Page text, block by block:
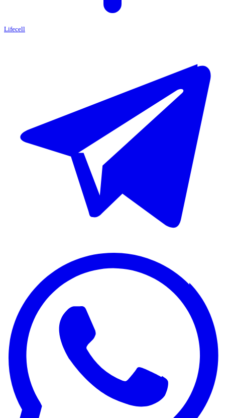
Lifecell